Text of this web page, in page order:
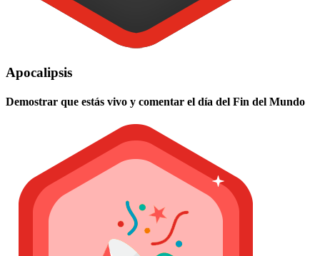
Apocalipsis
Demostrar que estás vivo y comentar el día del Fin del Mundo